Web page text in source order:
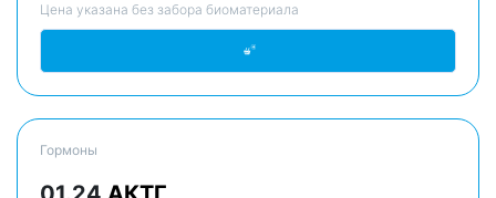
Цена указана без забора биоматериала
Гормоны